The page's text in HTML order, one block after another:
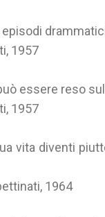
1957
essere reso
1957
vita diventi
1964